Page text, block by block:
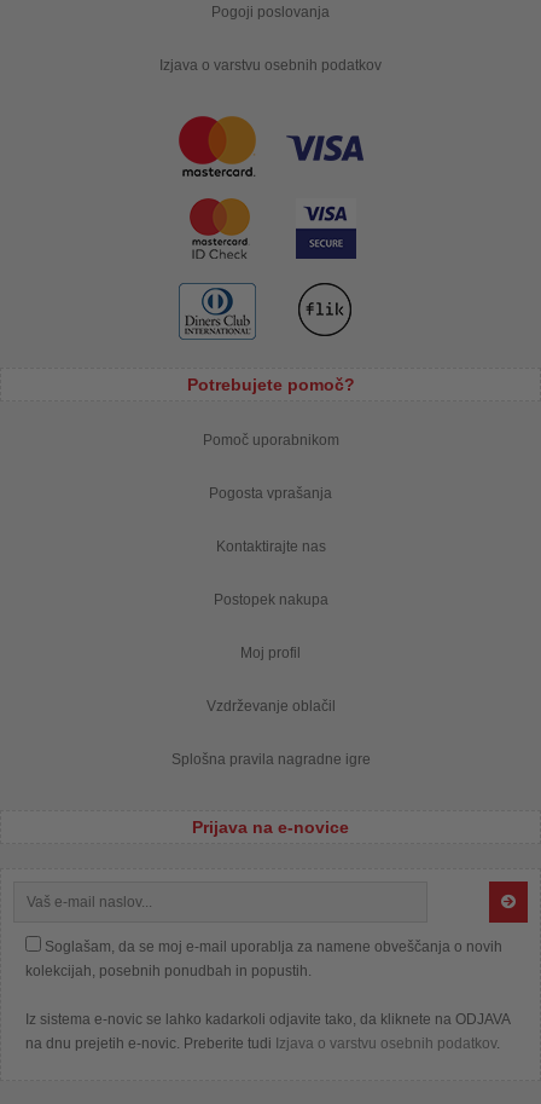
Pogoji poslovanja
Izjava o varstvu osebnih podatkov
Potrebujete pomoč?
Pomoč uporabnikom
Pogosta vprašanja
Kontaktirajte nas
Postopek nakupa
Moj profil
Vzdrževanje oblačil
Splošna pravila nagradne igre
Prijava na e-novice
Soglašam, da se moj e-mail uporablja za namene obveščanja o novih
kolekcijah, posebnih ponudbah in popustih.
Iz sistema e-novic se lahko kadarkoli odjavite tako, da kliknete na ODJAVA
na dnu prejetih e-novic. Preberite tudi Izjava o varstvu osebnih podatkov.